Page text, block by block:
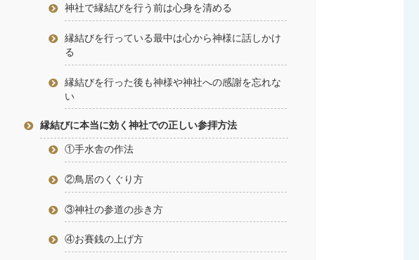
神社で縁結びを行う前は心身を清める
縁結びを行っている最中は心から神様に話しかけ
る
縁結びを行った後も神様や神社への感謝を忘れな
い
縁結びに本当に効く神社での正しい参拝方法
①手水舎の作法
②鳥居のくぐり方
③神社の参道の歩き方
④お賽銭の上げ方